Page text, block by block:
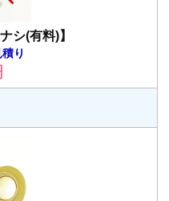
シ(有料)】
り